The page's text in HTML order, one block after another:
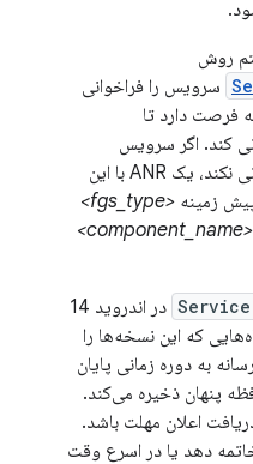
روش
سرویس را فراخوانی
فرصت دارد تا
کند. اگر سرویس
را فراخوانی نکند، یک ANR با این
زمینه <fgs_type>
<component_name>
در اندروید 14
که این نسخه‌ها را
به دوره زمانی پایان
پنهان ذخیره می‌کند.
اعلان مهلت باشد.
دهد یا در اسرع وقت